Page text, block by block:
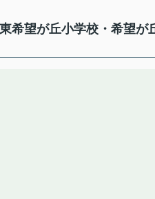
希望が丘小学校・希望が